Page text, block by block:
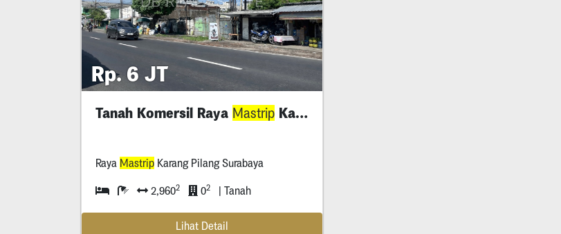
Rp. 6 JT
Tanah Komersil Raya Mastrip Karang Pilang Surabaya
Raya Mastrip Karang Pilang Surabaya
2,9602 02 | Tanah
Lihat Detail